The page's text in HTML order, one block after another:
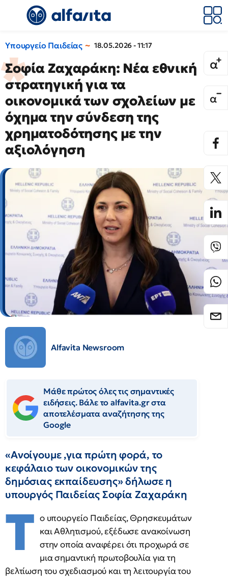
Υπουργείο Παιδείας 18.05.2026 - 11:17
Σοφία Ζαχαράκη: Νέα εθνική
στρατηγική για τα
οικονομικά των σχολείων με
όχημα την σύνδεση της
χρηματοδότησης με την
αξιολόγηση
Alfavita Newsroom
Μάθε πρώτος όλες τις σημαντικές
ειδήσεις. Βάλε το alfavita.gr στα
αποτελέσματα αναζήτησης της
Google
«Ανοίγουμε ,για πρώτη φορά, το
κεφάλαιο των οικονομικών της
δημόσιας εκπαίδευσης» δήλωσε η
υπουργός Παιδείας Σοφία Ζαχαράκη
Τ ο υπουργείο Παιδείας, Θρησκευμάτων
και Αθλητισμού, εξέδωσε ανακοίνωση
στην οποία αναφέρει ότι προχωρά σε
μια σημαντική πρωτοβουλία για τη
βελτίωση του σχεδιασμού και τη λειτουργία του